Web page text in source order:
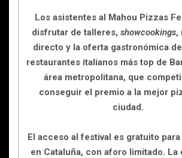
Los asistentes al Mahou Pizzas
disfrutar de talleres, showcookings,
directo y la oferta gastronómica
restaurantes italianos más top de
área metropolitana, que
conseguir el premio a la mejor
ciudad.
El acceso al festival es gratuito
en Cataluña, con aforo limitado. La